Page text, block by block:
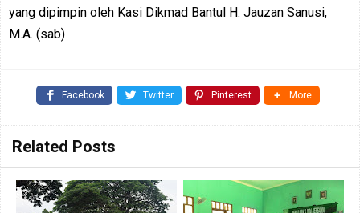
yang dipimpin oleh Kasi Dikmad Bantul H. Jauzan Sanusi,
M.A. (sab)
Facebook Twitter Pinterest More
Related Posts